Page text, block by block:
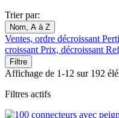
Trier par:
Nom, A à Z
Ventes, ordre décroissant
croissant Prix, décroissant
Filtre
Affichage de 1-12 sur 192
Filtres actifs